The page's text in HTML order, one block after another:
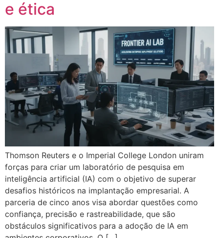
e ética
Thomson Reuters e o Imperial College London uniram
forças para criar um laboratório de pesquisa em
inteligência artificial (IA) com o objetivo de superar
desafios históricos na implantação empresarial. A
parceria de cinco anos visa abordar questões como
confiança, precisão e rastreabilidade, que são
obstáculos significativos para a adoção de IA em